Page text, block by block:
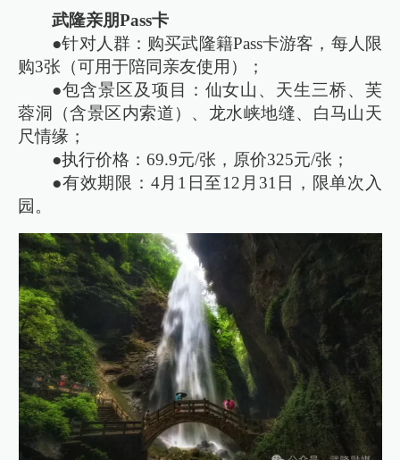
武隆亲朋Pass卡
●针对人群：购买武隆籍Pass卡游客，每人限
购3张（可用于陪同亲友使用）；
●包含景区及项目：仙女山、天生三桥、芙
蓉洞（含景区内索道）、龙水峡地缝、白马山天
尺情缘；
●执行价格：69.9元/张，原价325元/张；
●有效期限：4月1日至12月31日，限单次入
园。